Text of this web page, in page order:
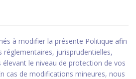
à modifier la présente Politique afin
réglementaires, jurisprudentielles,
le niveau de protection de vos
cas de modifications mineures, nous